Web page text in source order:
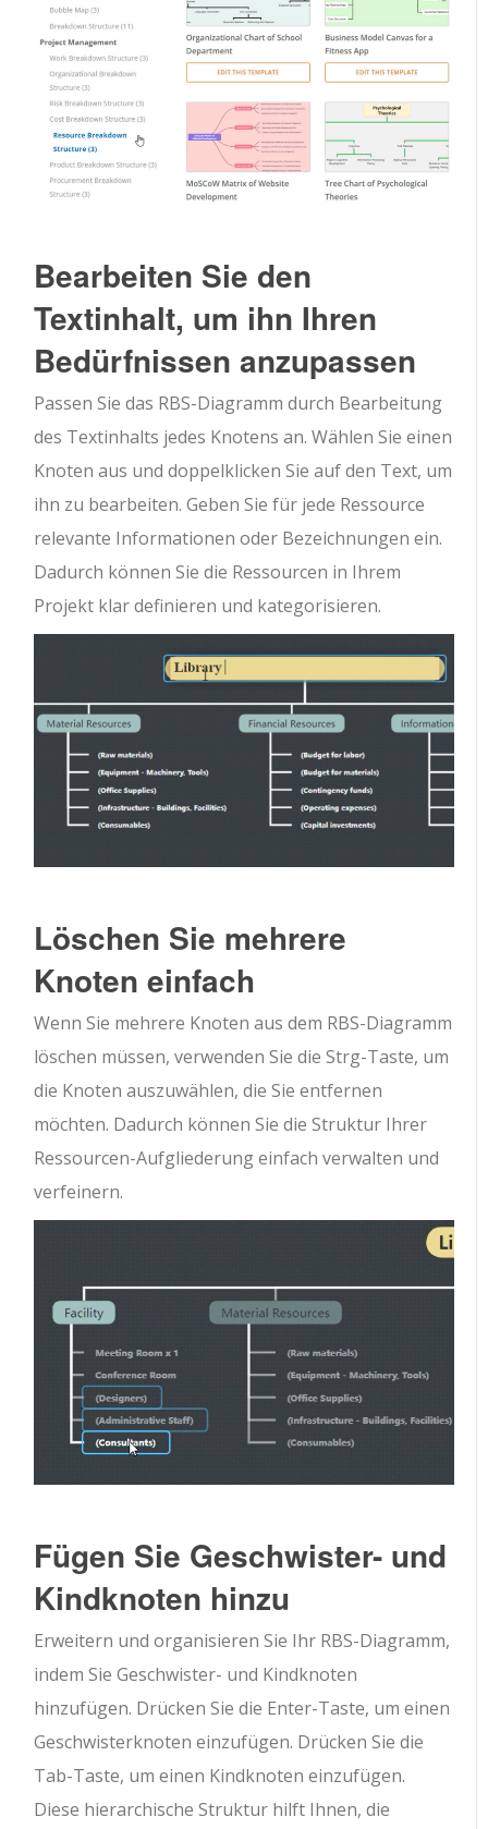
Bearbeiten Sie den
Textinhalt, um ihn Ihren
Bedürfnissen anzupassen
Passen Sie das RBS-Diagramm durch Bearbeitung
des Textinhalts jedes Knotens an. Wählen Sie einen
Knoten aus und doppelklicken Sie auf den Text, um
ihn zu bearbeiten. Geben Sie für jede Ressource
relevante Informationen oder Bezeichnungen ein.
Dadurch können Sie die Ressourcen in Ihrem
Projekt klar definieren und kategorisieren.
Löschen Sie mehrere
Knoten einfach
Wenn Sie mehrere Knoten aus dem RBS-Diagramm
löschen müssen, verwenden Sie die Strg-Taste, um
die Knoten auszuwählen, die Sie entfernen
möchten. Dadurch können Sie die Struktur Ihrer
Ressourcen-Aufgliederung einfach verwalten und
verfeinern.
Fügen Sie Geschwister- und
Kindknoten hinzu
Erweitern und organisieren Sie Ihr RBS-Diagramm,
indem Sie Geschwister- und Kindknoten
hinzufügen. Drücken Sie die Enter-Taste, um einen
Geschwisterknoten einzufügen. Drücken Sie die
Tab-Taste, um einen Kindknoten einzufügen.
Diese hierarchische Struktur hilft Ihnen, die